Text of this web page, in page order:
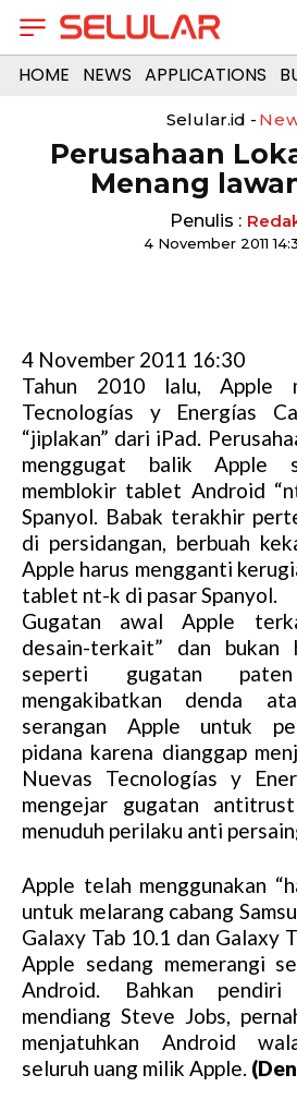
HOME NEWS APPLICATIONS
Selular.id -
Perusahaan
Menang
Penulis :
4 November 2011
4 November 2011 16:30
Tahun 2010 lalu, Apple
Tecnologías y Energías
“jiplakan” dari iPad.
menggugat balik Apple
memblokir tablet Android
Spanyol. Babak terakhir
di persidangan, berbuah
Apple harus mengganti
tablet nt-k di pasar Spanyol.
Gugatan awal Apple
desain-terkait” dan bukan
seperti gugatan
mengakibatkan denda
serangan Apple untuk
pidana karena dianggap
Nuevas Tecnologías y
mengejar gugatan
menuduh perilaku anti
Apple telah menggunakan
untuk melarang cabang
Galaxy Tab 10.1 dan Galaxy
Apple sedang memerangi
Android. Bahkan pendiri
mendiang Steve Jobs,
menjatuhkan Android
seluruh uang milik Apple.